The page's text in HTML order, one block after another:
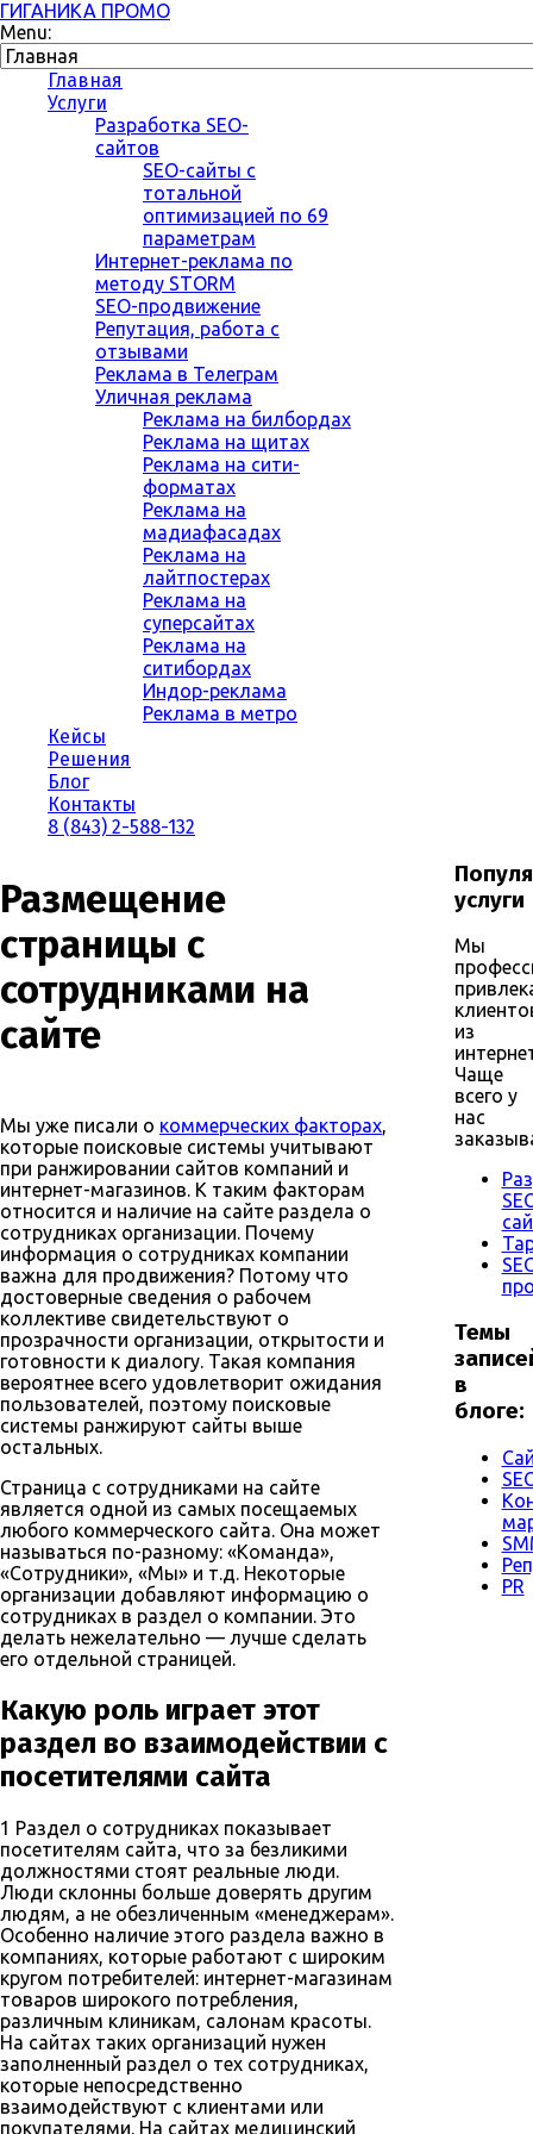
ГИГАНИКА ПРОМО
Menu:
Главная
Услуги
Разработка SEO-
сайтов
SEO-сайты с
тотальной
оптимизацией по 69
параметрам
Интернет-реклама по
методу STORM
SEO-продвижение
Репутация, работа с
отзывами
Реклама в Телеграм
Уличная реклама
Реклама на билбордах
Реклама на щитах
Реклама на сити-
форматах
Реклама на
мадиафасадах
Реклама на
лайтпостерах
Реклама на
суперсайтах
Реклама на
ситибордах
Индор-реклама
Реклама в метро
Кейсы
Решения
Блог
Контакты
8 (843) 2-588-132
Размещение
страницы с
сотрудниками на
сайте
Мы уже писали о коммерческих факторах,
которые поисковые системы учитывают
при ранжировании сайтов компаний и
интернет-магазинов. К таким факторам
относится и наличие на сайте раздела о
сотрудниках организации. Почему
информация о сотрудниках компании
важна для продвижения? Потому что
достоверные сведения о рабочем
коллективе свидетельствуют о
прозрачности организации, открытости и
готовности к диалогу. Такая компания
вероятнее всего удовлетворит ожидания
пользователей, поэтому поисковые
системы ранжируют сайты выше
остальных.
Страница с сотрудниками на сайте
является одной из самых посещаемых
любого коммерческого сайта. Она может
называться по-разному: «Команда»,
«Сотрудники», «Мы» и т.д. Некоторые
организации добавляют информацию о
сотрудниках в раздел о компании. Это
делать нежелательно — лучше сделать
его отдельной страницей.
Какую роль играет этот
раздел во взаимодействии с
посетителями сайта
1 Раздел о сотрудниках показывает
посетителям сайта, что за безликими
должностями стоят реальные люди.
Люди склонны больше доверять другим
людям, а не обезличенным «менеджерам».
Особенно наличие этого раздела важно в
компаниях, которые работают с широким
кругом потребителей: интернет-магазинам
товаров широкого потребления,
различным клиникам, салонам красоты.
На сайтах таких организаций нужен
заполненный раздел о тех сотрудниках,
которые непосредственно
взаимодействуют с клиентами или
покупателями. На сайтах медицинский
услуги
Мы
из
Чаще
всего у
нас
Темы
в
блоге:
PR